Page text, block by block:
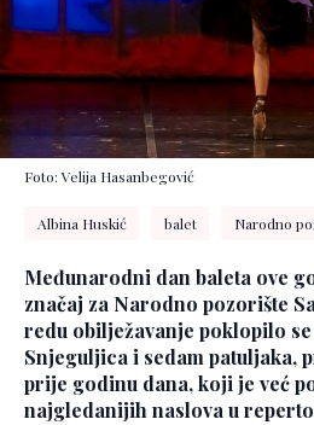
Foto: Velija Hasanbegović
Albina Huskić balet Narodno
Međunarodni dan baleta ove
značaj za Narodno pozorište
redu obilježavanje poklopilo
Snjeguljica i sedam patuljaka,
prije godinu dana, koji je već
najgledanijih naslova u